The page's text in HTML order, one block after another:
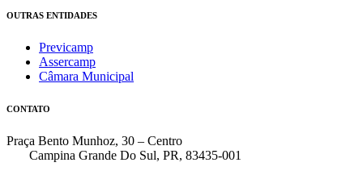
OUTRAS ENTIDADES
Previcamp
Assercamp
Câmara Municipal
CONTATO
Praça Bento Munhoz, 30 – Centro
Campina Grande Do Sul, PR, 83435-001